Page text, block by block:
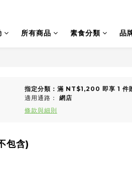
所有商品 素食分類 品
指定分類：滿 NT$1,200 即享 1 件
適用通路： 網店
條款與細則
包含)